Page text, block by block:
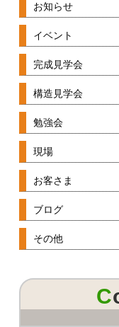
お知らせ
イベント
完成見学会
構造見学会
勉強会
現場
お客さま
ブログ
その他